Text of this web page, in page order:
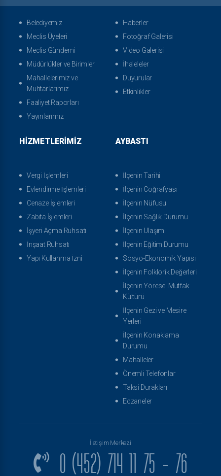
Belediyemiz
Meclis Üyeleri
Meclis Gündemi
Müdürlükler ve Birimler
Mahallelerimiz ve
Muhtarlarımız
Faaliyet Raporları
Yayınlarımız
Haberler
Fotoğraf Galerisi
Video Galerisi
İhaleleler
Duyurular
Etkinlikler
HIZMETLERIMIZ
Vergi İşlemleri
Evlendirme İşlemleri
Cenaze İşlemleri
Zabıta İşlemleri
İşyeri Açma Ruhsatı
İnşaat Ruhsatı
Yapı Kullanma İzni
AYBASTI
İlçenin Tarihi
İlçenin Coğrafyası
İlçenin Nüfusu
İlçenin Sağlık Durumu
İlçenin Ulaşımı
İlçenin Eğitim Durumu
Sosyo-Ekonomik Yapısı
İlçenin Folklorik Değerleri
İlçenin Yöresel Mutfak
Kültürü
İlçenin Gezi ve Mesire
Yerleri
İlçenin Konaklama
Durumu
Mahalleler
Önemli Telefonlar
Taksi Durakları
Eczaneler
İletişim Merkezi
0 (452) 714 11 75 - 76